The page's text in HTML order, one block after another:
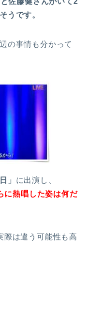
うです。
の事情も分かって
」 に出演し、
に熱唱した姿は何だ
際は違う可能性も高